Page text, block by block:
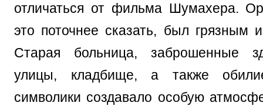
отличаться от фильма Шумахера.
это поточнее сказать, был грязным
Старая больница, заброшенные
улицы, кладбище, а также
символики создавало особую